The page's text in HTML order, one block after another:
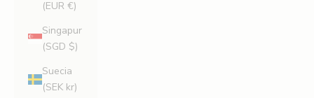
(EUR €)
Singapur
(SGD $)
Suecia
(SEK kr)